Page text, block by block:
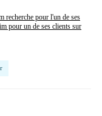
recherche pour l'un de ses
pour un de ses clients sur